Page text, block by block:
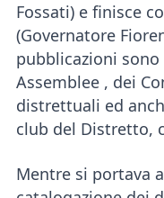
Fossati) e finisce
(Governatore
pubblicazioni
Assemblee , dei
distrettuali ed
club del Distretto,
Mentre si portava